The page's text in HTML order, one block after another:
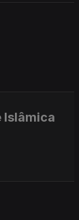
Islâmica